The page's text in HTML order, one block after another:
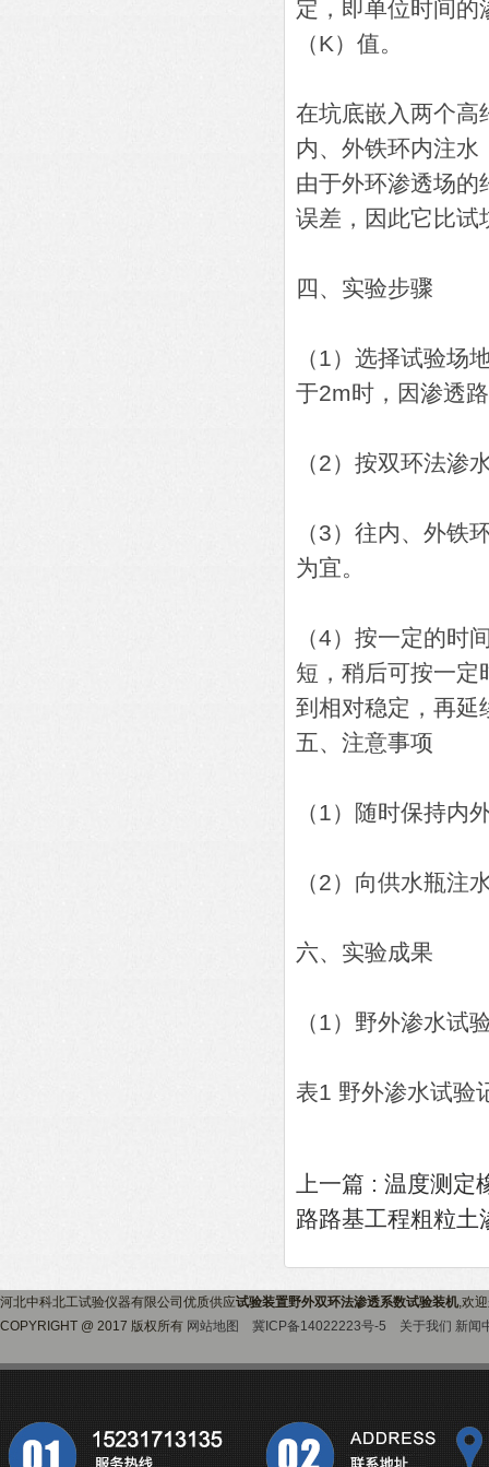
定，即单位时间的
（K）值。
在坑底嵌入两个
内、外铁环内注
由于外环渗透场的
误差，因此它比试
四、实验步骤
（1）选择试验场
于2m时，因渗透
（2）按双环法渗
（3）往内、外铁
为宜。
（4）按一定的时
短，稍后可按一定
到相对稳定，再延
五、注意事项
（1）随时保持内
（2）向供水瓶注
六、实验成果
（1）野外渗水试
表1 野外渗水试验
上一篇 : 温度测定
路路基工程粗粒土
河北中科北工试验仪器有限公司优质供应试验装置野外双环法渗透系数试验装机,欢
COPYRIGHT @ 2017 版权所有 网站地图 冀ICP备14022223号-5 关于我们 新闻